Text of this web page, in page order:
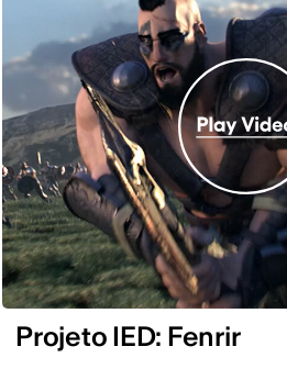
Projeto IED: Fenrir